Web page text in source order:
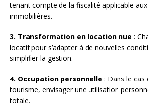
tenant compte de la fiscalité applicable
immobilières.
3. Transformation en location nue :
locatif pour s’adapter à de nouvelles
simplifier la gestion.
4. Occupation personnelle : Dans le cas
tourisme, envisager une utilisation
totale.